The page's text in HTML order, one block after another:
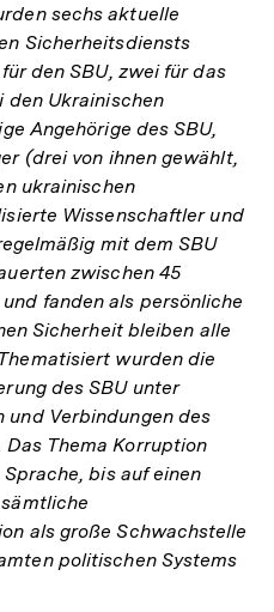
sechs aktuelle
Sicherheitsdiensts
den SBU, zwei für das
den Ukrainischen
Angehörige des SBU,
(drei von ihnen gewählt,
ukrainischen
Wissenschaftler und
mit dem SBU
zwischen 45
fanden als persönliche
Sicherheit bleiben alle
wurden die
des SBU unter
und Verbindungen des
Das Thema Korruption
bis auf einen
als große Schwachstelle
politischen Systems